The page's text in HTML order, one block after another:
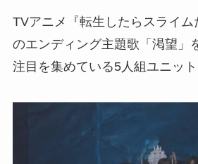
TVアニメ『転生したらスライム
のエンディング主題歌「渇望」
注目を集めている5人組ユニット